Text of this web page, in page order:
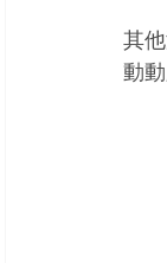
其
動